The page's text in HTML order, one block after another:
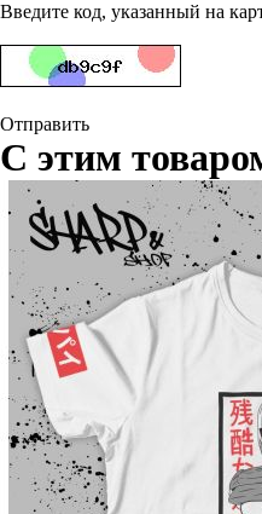
Введите код, указанный на
Отправить
С этим